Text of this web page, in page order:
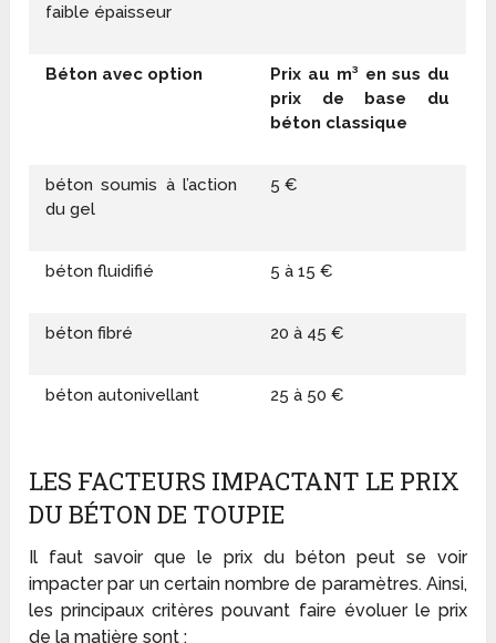
faible épaisseur
Béton avec option
Prix au m³ en sus du
prix de base du
béton classique
béton soumis à l’action
du gel
5 €
béton fluidifié 5 à 15 €
béton fibré 20 à 45 €
béton autonivellant 25 à 50 €
LES FACTEURS IMPACTANT LE PRIX
DU BÉTON DE TOUPIE
Il faut savoir que le prix du béton peut se voir
impacter par un certain nombre de paramètres. Ainsi,
les principaux critères pouvant faire évoluer le prix
de la matière sont :